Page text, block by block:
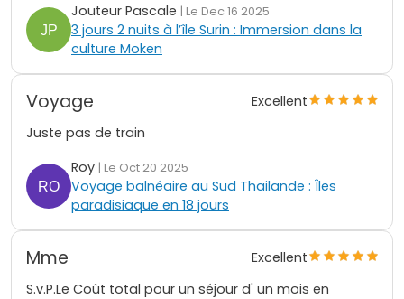
Jouteur Pascale | Le Dec 16 2025
3 jours 2 nuits à l’île Surin : Immersion dans la
culture Moken
Voyage
Excellent
Juste pas de train
Roy | Le Oct 20 2025
Voyage balnéaire au Sud Thailande : Îles
paradisiaque en 18 jours
Mme
Excellent
S.v.P.Le Coût total pour un séjour d' un mois en